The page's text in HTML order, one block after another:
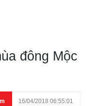
đông Mộc
16/04/2018 06:55:01